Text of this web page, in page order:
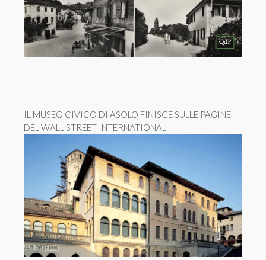
IL MUSEO CIVICO DI ASOLO FINISCE SULLE PAGINE
DEL WALL STREET INTERNATIONAL